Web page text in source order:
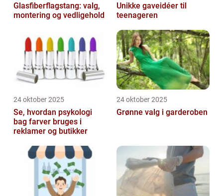
Glasfiberflagstang: valg,
montering og vedligehold
Unikke gaveidéer til
teenageren
24 oktober 2025
Se, hvordan psykologi
bag farver bruges i
reklamer og butikker
24 oktober 2025
Grønne valg i garderoben